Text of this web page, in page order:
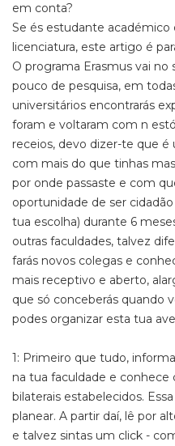
em conta?
Se és estudante
licenciatura, este artigo é
O programa Erasmus vai no
pouco de pesquisa, em
universitários encontrarás
foram e voltaram com n
receios, devo dizer-te que é
com mais do que tinhas
por onde passaste e com
oportunidade de ser
tua escolha) durante 6
outras faculdades, talvez
farás novos colegas e
mais receptivo e aberto,
que só conceberás quando
podes organizar esta tua
1: Primeiro que tudo,
na tua faculdade e
bilaterais estabelecidos.
planear. A partir daí, lê por
e talvez sintas um click -